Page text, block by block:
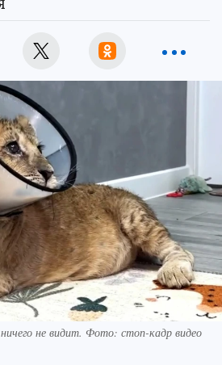
не видит. Фото: стоп-кадр видео